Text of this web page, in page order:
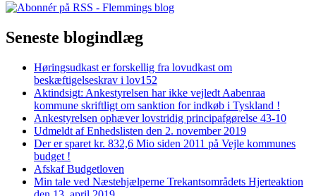
Seneste blogindlæg
Høringsudkast er forskellig fra lovudkast om
beskæftigelseskrav i lov152
Aktindsigt: Ankestyrelsen har ikke vejledt Aabenraa
kommune skriftligt om sanktion for indkøb i Tyskland !
Ankestyrelsen ophæver lovstridig principafgørelse 43-10
Udmeldt af Enhedslisten den 2. november 2019
Der er sparet kr. 832,6 Mio siden 2011 på Vejle kommunes
budget !
Afskaf Budgetloven
Min tale ved Næstehjælperne Trekantsområdets Hjerteaktion